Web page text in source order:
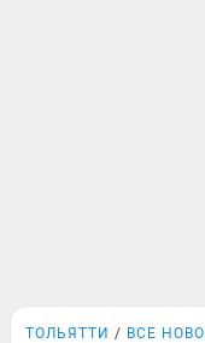
ТОЛЬЯТТИ ВСЕ